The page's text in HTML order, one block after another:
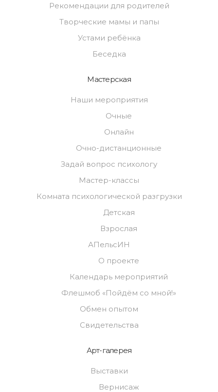
Рекомендации для родителей
Творческие мамы и папы
Устами ребёнка
Беседка
Мастерская
Наши мероприятия
Очные
Онлайн
Очно-дистанционные
Задай вопрос психологу
Мастер-классы
Комната психологической разгрузки
Детская
Взрослая
АПельсИН
О проекте
Календарь мероприятий
Флешмоб «Пойдём со мной!»
Обмен опытом
Свидетельства
Арт-галерея
Выставки
Вернисаж